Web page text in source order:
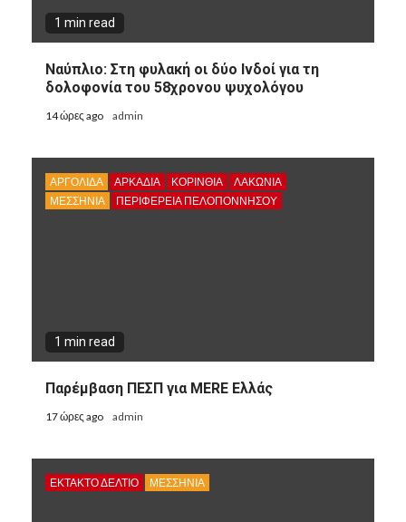
1 min read
Ναύπλιο: Στη φυλακή οι δύο Ινδοί για τη
δολοφονία του 58χρονου ψυχολόγου
14 ώρες ago admin
ΑΡΓΟΛΙΔΑ ΑΡΚΑΔΊΑ ΚΟΡΙΝΘΊΑ
ΛΑΚΩΝΙΑ
ΜΕΣΣΗΝΙΑ
ΠΕΡΙΦΈΡΕΙΑ ΠΕΛΟΠΟΝΝΉΣΟΥ
1 min read
Παρέμβαση ΠΕΣΠ για MERE Ελλάς
17 ώρες ago admin
ΕΚΤΑΚΤΟ ΔΕΛΤΙΟ ΜΕΣΣΗΝΙΑ